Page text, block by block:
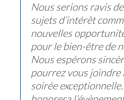
Nous serions ravis
sujets d’intérêt
nouvelles
pour le bien-être de
Nous espérons
pourrez vous joindre
soirée